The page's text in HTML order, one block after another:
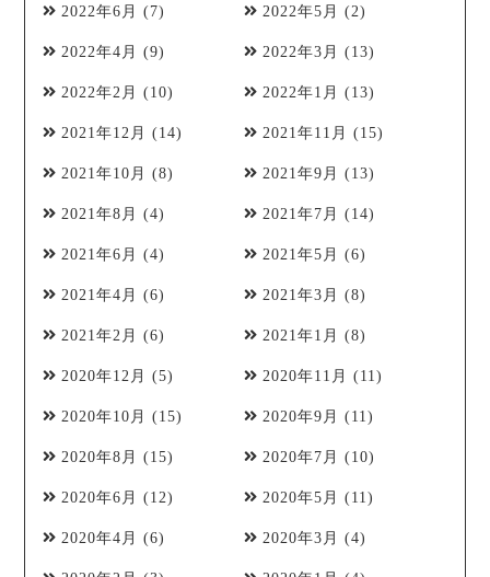
2022年6月 (7) 2022年5月 (2)
2022年4月 (9) 2022年3月 (13)
2022年2月 (10) 2022年1月 (13)
2021年12月 (14) 2021年11月 (15)
2021年10月 (8) 2021年9月 (13)
2021年8月 (4) 2021年7月 (14)
2021年6月 (4) 2021年5月 (6)
2021年4月 (6) 2021年3月 (8)
2021年2月 (6) 2021年1月 (8)
2020年12月 (5) 2020年11月 (11)
2020年10月 (15) 2020年9月 (11)
2020年8月 (15) 2020年7月 (10)
2020年6月 (12) 2020年5月 (11)
2020年4月 (6) 2020年3月 (4)